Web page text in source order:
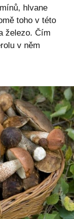
hlvane
toho v této
železo. Čím
v něm